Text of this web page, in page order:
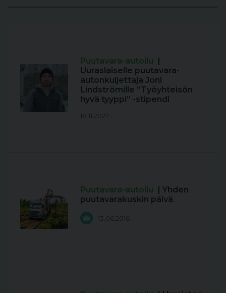
Puutavara-autoilu |
Uuraslaiselle puutavara-
autonkuljettaja Joni
Lindströmille ”Työyhteisön
hyvä tyyppi” -stipendi
18.11.2022
Puutavara-autoilu | Yhden
puutavarakuskin päivä
13.06.2016